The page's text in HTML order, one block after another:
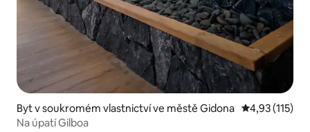
Byt v soukromém vlastnictví ve městě Gidona Průměrné
4,93 (115)
Na úpatí Gilboa